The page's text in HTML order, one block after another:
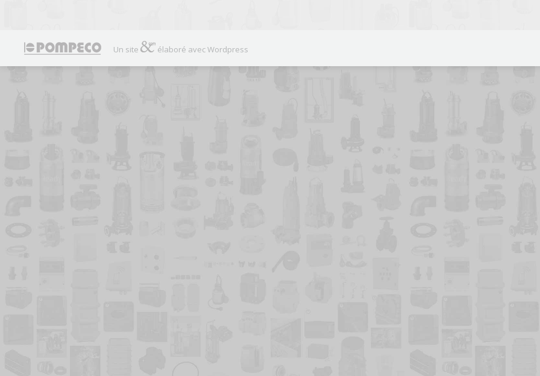
Un site élaboré avec Wordpress